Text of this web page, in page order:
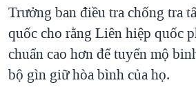
hướng
chính
Đi
tới
MỤC
TỰ DO BÁO CHÍ
CHUYÊN ĐỀ
CHIẾN TRANH THƯƠNG MẠI CỦA
TẠI
HỌC TIẾNG ANH
Trưởng ban điều tra chống tra
quốc cho rằng Liên hiệp quốc
chuẩn cao hơn để tuyển mộ
bộ gìn giữ hòa bình của họ.